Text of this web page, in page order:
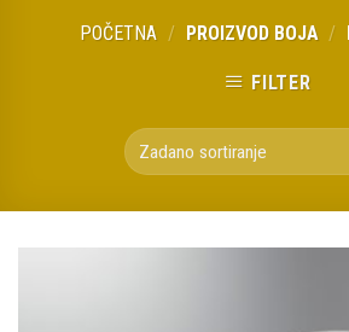
POČETNA / PROIZVOD BOJA /
FILTER